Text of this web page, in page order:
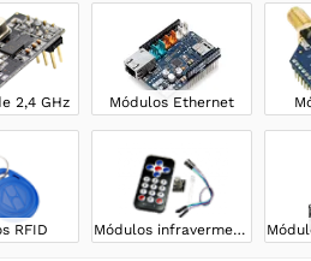
2,4 GHz Módulos Ethernet
RFID Módulos infravermelhos